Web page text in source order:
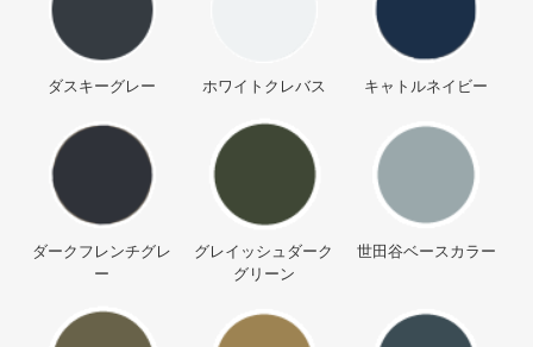
ダスキーグレー ホワイトクレバス キャトルネイビー
ダークフレンチグレ
ー
グレイッシュダーク
グリーン
世田谷ベースカラー